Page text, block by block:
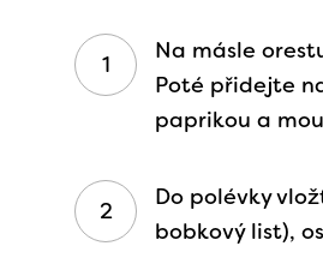
Na másle
Poté přidejte
paprikou a
Do polévky
bobkový list),